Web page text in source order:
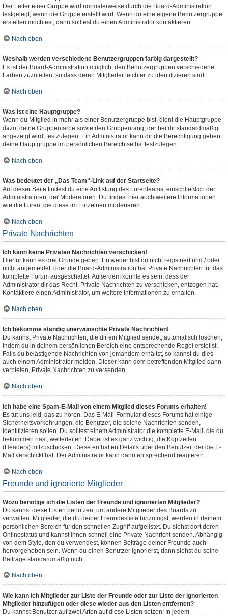
Der Leiter einer Gruppe wird normalerweise durch die Board-Administration
festgelegt, wenn die Gruppe erstellt wird. Wenn du eine eigene Benutzergruppe
erstellen möchtest, dann solltest du einen Administrator kontaktieren.
Nach oben
Weshalb werden verschiedene Benutzergruppen farbig dargestellt?
Es ist der Board-Administration möglich, den Benutzergruppen verschiedene
Farben zuzuteilen, so dass deren Mitglieder leichter zu identifizieren sind.
Nach oben
Was ist eine Hauptgruppe?
Wenn du Mitglied in mehr als einer Benutzergruppe bist, dient die Hauptgruppe
dazu, deine Gruppenfarbe sowie den Gruppenrang, der bei dir standardmäßig
angezeigt wird, festzulegen. Ein Administrator kann dir die Berechtigung geben,
deine Hauptgruppe im persönlichen Bereich selbst festzulegen.
Nach oben
Was bedeutet der „Das Team“-Link auf der Startseite?
Auf dieser Seite findest du eine Auflistung des Forenteams, einschließlich der
Administratoren, der Moderatoren. Du findest hier auch weitere Informationen
wie die Foren, die diese im Einzelnen moderieren.
Nach oben
Private Nachrichten
Ich kann keine Privaten Nachrichten verschicken!
Hierfür kann es drei Gründe geben: Entweder bist du nicht registriert und / oder
nicht angemeldet, oder die Board-Administration hat Private Nachrichten für das
komplette Forum ausgeschaltet. Außerdem könnte es sein, dass der
Administrator dir das Recht, Private Nachrichten zu verschicken, entzogen hat.
Kontaktiere einen Administrator, um weitere Informationen zu erhalten.
Nach oben
Ich bekomme ständig unerwünschte Private Nachrichten!
Du kannst Private Nachrichten, die dir ein Mitglied sendet, automatisch löschen,
indem du in deinem persönlichen Bereich eine entsprechende Regel erstellst.
Falls du belästigende Nachrichten von jemandem erhältst, so kannst du dies
auch einem Administrator melden. Dieser kann dem betreffenden Mitglied dann
verbieten, Private Nachrichten zu versenden.
Nach oben
Ich habe eine Spam-E-Mail von einem Mitglied dieses Forums erhalten!
Es tut uns leid, das zu hören. Das E-Mail-Formular dieses Forums hat einige
Sicherheitsvorkehrungen, die Benutzer, die solche Nachrichten senden,
identifizieren sollen. Du solltest einem Administrator die komplette E-Mail, die du
bekommen hast, weiterleiten. Dabei ist es ganz wichtig, die Kopfzeilen
(Headers) mitzuschicken. Diese enthalten Details über den Benutzer, der die E-
Mail verschickt hat. Der Administrator kann dann entsprechend reagieren.
Nach oben
Freunde und ignorierte Mitglieder
Wozu benötige ich die Listen der Freunde und ignorierten Mitglieder?
Du kannst diese Listen benutzen, um andere Mitglieder des Boards zu
verwalten. Mitglieder, die du deiner Freundesliste hinzufügst, werden in deinem
persönlichen Bereich für den schnellen Zugriff aufgelistet. Du siehst dort deren
Onlinestatus und kannst ihnen schnell eine Private Nachricht senden. Abhängig
von dem Style, den du verwendest, können Beiträge deiner Freunde auch
hervorgehoben sein. Wenn du einen Benutzer ignorierst, dann siehst du seine
Beiträge standardmäßig nicht.
Nach oben
Wie kann ich Mitglieder zur Liste der Freunde oder zur Liste der ignorierten
Mitglieder hinzufügen oder diese wieder aus den Listen entfernen?
Du kannst Benutzer auf zwei Arten auf diese Listen setzen: In jedem